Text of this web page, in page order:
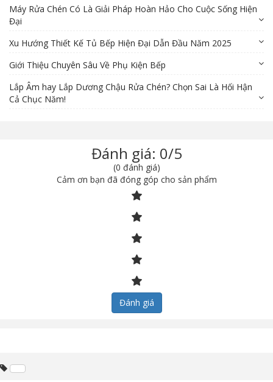
Máy Rửa Chén Có Là Giải Pháp Hoàn Hảo Cho Cuộc Sống Hiện
Đại
Xu Hướng Thiết Kế Tủ Bếp Hiện Đại Dẫn Đầu Năm 2025
Giới Thiệu Chuyên Sâu Về Phụ Kiện Bếp
Lắp Âm hay Lắp Dương Chậu Rửa Chén? Chọn Sai Là Hối Hận
Cả Chục Năm!
Đánh giá: 0/5
(0 đánh giá)
Cảm ơn bạn đã đóng góp cho sản phẩm
Đánh giá